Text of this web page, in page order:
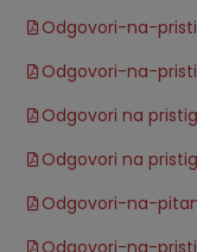
Odgovori-na-
Odgovori-na-
Odgovori na
Odgovori na
Odgovori-na-
Odgovori-na-